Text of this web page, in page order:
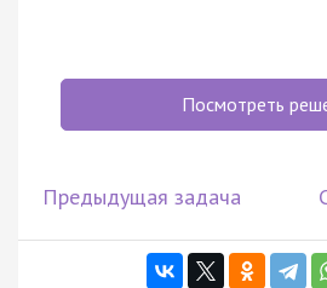
Посмотреть
Предыдущая задача